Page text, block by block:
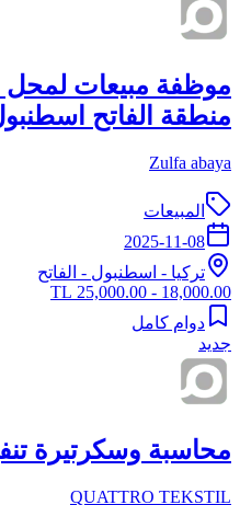
موظفة مبيعات لمحل
منطقة الفاتح
Zulfa abaya
المبيعات
2025-11-08
تركيا - اسطنبول - الفاتح
18,000.00 - 25,000.00 TL
دوام كامل
جديد
محاسبة وسكرتيرة
QUATTRO TEKSTIL